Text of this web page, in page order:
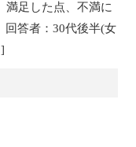
満足した点、不満に
回答者：30代後半(女